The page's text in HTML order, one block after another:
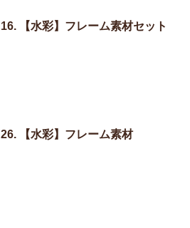
16. 【水彩】フレーム素材セット
26. 【水彩】フレーム素材